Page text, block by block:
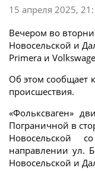
15 апреля 2025,
Вечером во
Новосельской и
Primera и
Об этом сообщает
происшествия.
«Фольксваген»
Пограничной в
Новосельской
направлении ул.
Новосельской и